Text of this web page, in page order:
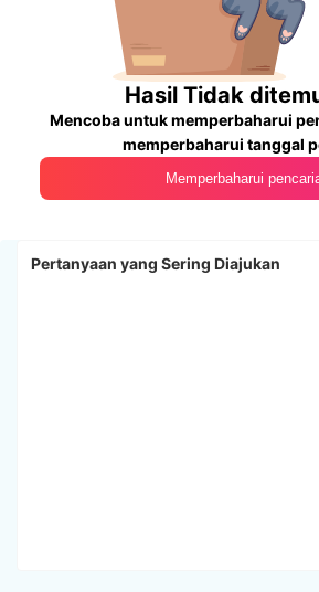
Hasil Tidak
Mencoba untuk memperbaharui
memperbaharui tanggal
Memperbaharui
Pertanyaan yang Sering Diajukan